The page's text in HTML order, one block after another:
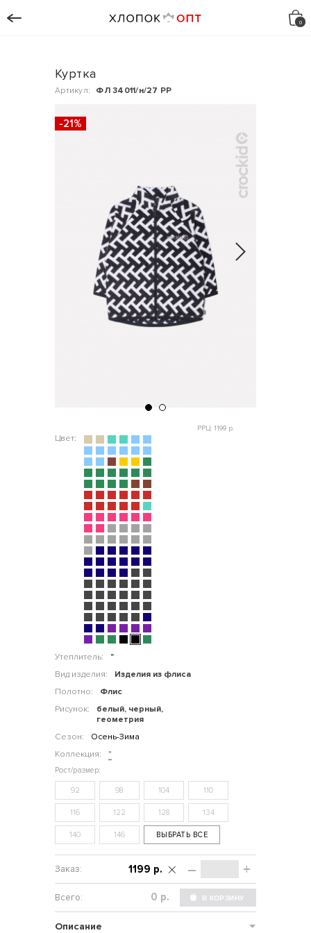
Куртка
Артикул: ФЛ 34011/н/27 РР
-21%
Цвет:
Утеплитель:
"
Вид изделия:
Изделия из флиса
Полотно:
Флис
Рисунок:
белый, черный,
геометрия
Сезон:
Осень-Зима
Коллекция:
"
РРЦ: 1199 р.
92 98 104 110
116 122 128 134
140 146 ВЫБРАТЬ ВСЕ
– +
1199 р.
р.
Описание